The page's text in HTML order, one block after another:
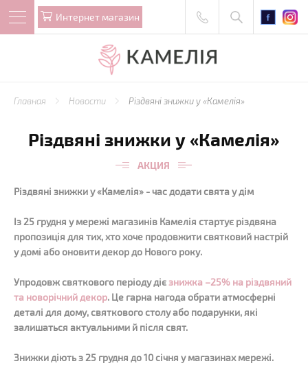
Интернет магазин
Главная Новости Різдвяні знижки у «Камелія»
Різдвяні знижки у «Камелія»
АКЦИЯ
Різдвяні знижки у «Камелія» - час додати свята у дім
Із 25 грудня у мережі магазинів Камелія стартує різдвяна
пропозиція для тих, хто хоче продовжити святковий настрій
у домі або оновити декор до Нового року.
Упродовж святкового періоду діє знижка –25% на різдвяний
та новорічний декор. Це гарна нагода обрати атмосферні
деталі для дому, святкового столу або подарунки, які
залишаться актуальними й після свят.
Знижки діють з 25 грудня до 10 січня у магазинах мережі.